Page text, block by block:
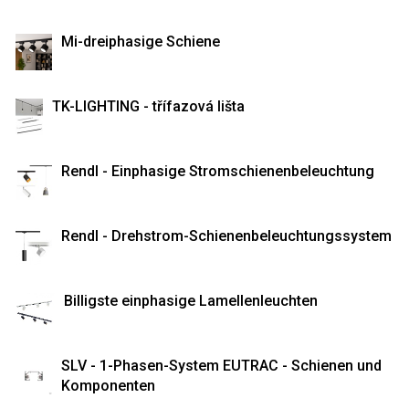
Mi-dreiphasige Schiene
TK-LIGHTING - třífazová lišta
Rendl - Einphasige Stromschienenbeleuchtung
Rendl - Drehstrom-Schienenbeleuchtungssystem
Billigste einphasige Lamellenleuchten
SLV - 1-Phasen-System EUTRAC - Schienen und
Komponenten